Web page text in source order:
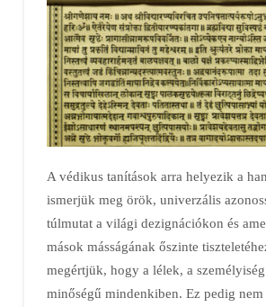
A védikus tanítások arra helyezik a
ismerjük meg örök, univerzális
túlmutat a világi dezignációkon és
mások másságának őszinte
megértjük, hogy a lélek, a
minőségű mindenkiben. Ez pedig